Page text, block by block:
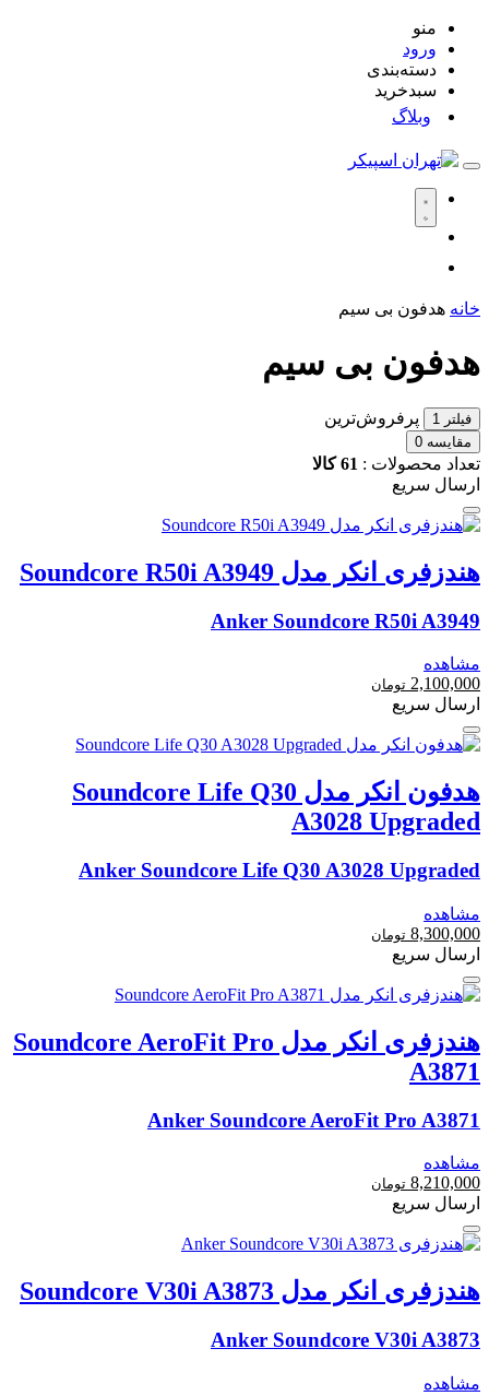
منو
ورود
دسته‌بندی
سبدخرید
وبلاگ
خانه هدفون بی سیم
هدفون بی سیم
فیلتر 1 پرفروش‌ترین
مقایسه 0
تعداد محصولات : 61 کالا
ارسال سریع
هندزفری انکر مدل Soundcore R50i A3949
Anker Soundcore R50i A3949
مشاهده
2,100,000 تومان
ارسال سریع
هدفون انکر مدل Soundcore Life Q30
A3028 Upgraded
Anker Soundcore Life Q30 A3028 Upgraded
مشاهده
8,300,000 تومان
ارسال سریع
هندزفری انکر مدل Soundcore AeroFit Pro
A3871
Anker Soundcore AeroFit Pro A3871
مشاهده
8,210,000 تومان
ارسال سریع
هندزفری انکر مدل Soundcore V30i A3873
Anker Soundcore V30i A3873
مشاهده